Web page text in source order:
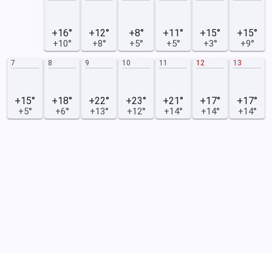
+16°
+10°
+12°
+8°
+8°
+5°
+11°
+5°
+15°
+3°
+15°
+9°
7
+15°
+5°
8
+18°
+6°
9
+22°
+13°
10
+23°
+12°
11
+21°
+14°
12
+17°
+14°
13
+17°
+14°